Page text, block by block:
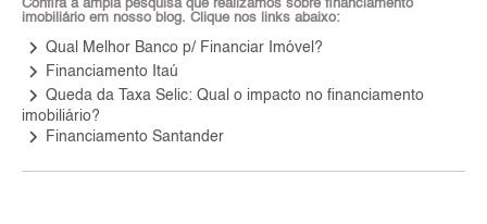
Confira a ampla pesquisa que realizamos sobre financiamento
imobiliário em nosso blog. Clique nos links abaixo:
keyboard_arrow_right Qual Melhor Banco p/ Financiar Imóvel?
keyboard_arrow_right Financiamento Itaú
keyboard_arrow_right Queda da Taxa Selic: Qual o impacto no financiamento
imobiliário?
keyboard_arrow_right Financiamento Santander